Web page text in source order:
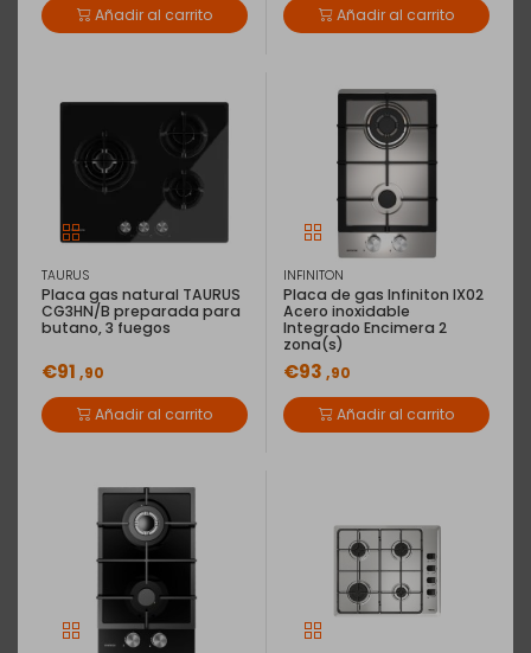
Añadir al carrito Añadir al carrito
TAURUS
Placa gas natural TAURUS
CG3HN/B preparada para
butano, 3 fuegos
€91 ,90
Añadir al carrito
INFINITON
Placa de gas Infiniton IX02
Acero inoxidable
Integrado Encimera 2
zona(s)
€93 ,90
Añadir al carrito